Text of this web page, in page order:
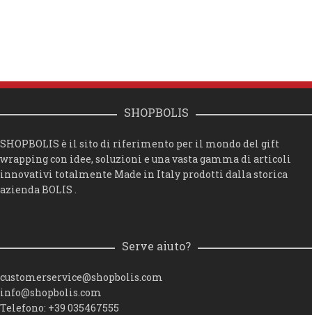
SHOPBOLIS
SHOPBOLIS è il sito di riferimento per il mondo del gift
wrapping con idee, soluzioni e una vasta gamma di articoli
innovativi totalmente Made in Italy prodotti dalla storica
azienda BOLIS .
Serve aiuto?
customerservice@shopbolis.com
info@shopbolis.com
Telefono: +39 035467555